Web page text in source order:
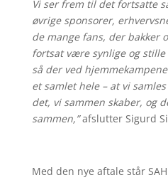
Vi ser frem til det fortsatte
øvrige sponsorer,
de mange fans, der bakker
fortsat være synlige og stille
så der ved
et samlet hele – at vi
det, vi sammen skaber, og
sammen,”afslutter Sigurd
Med den nye aftale står